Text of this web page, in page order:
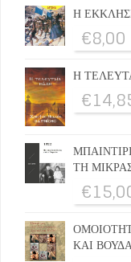
Η
€8,00
Η
€
ΤΗ
€
ΚΑΙ